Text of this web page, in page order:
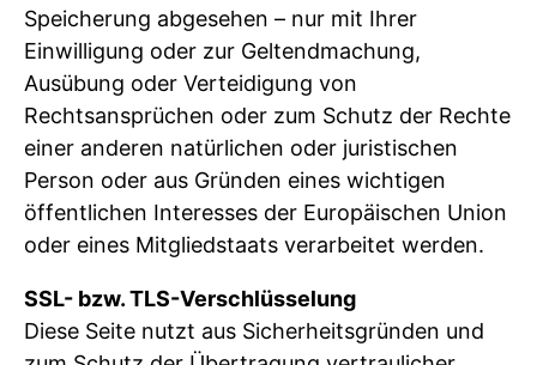
Speicherung abgesehen – nur mit Ihrer
Einwilligung oder zur Geltendmachung,
Ausübung oder Verteidigung von
Rechtsansprüchen oder zum Schutz der Rechte
einer anderen natürlichen oder juristischen
Person oder aus Gründen eines wichtigen
öffentlichen Interesses der Europäischen Union
oder eines Mitgliedstaats verarbeitet werden.
SSL- bzw. TLS-Verschlüsselung
Diese Seite nutzt aus Sicherheitsgründen und